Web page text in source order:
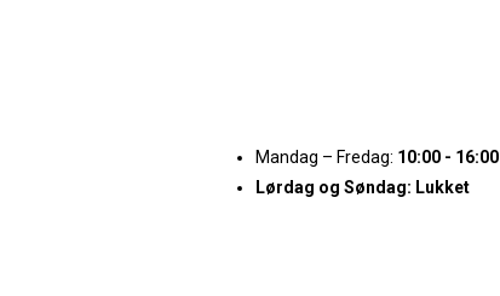
Mandag – Fredag: 10:00 - 16:00
Lørdag og Søndag: Lukket